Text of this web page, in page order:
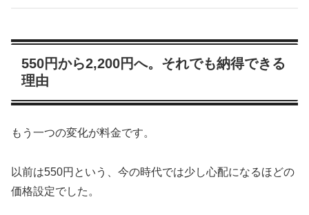
550円から2,200円へ。それでも納得できる
理由
もう一つの変化が料金です。
以前は550円という、今の時代では少し心配になるほどの
価格設定でした。